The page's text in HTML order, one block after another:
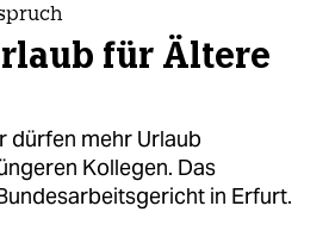
für Ältere
dürfen mehr Urlaub
Kollegen. Das
in Erfurt.